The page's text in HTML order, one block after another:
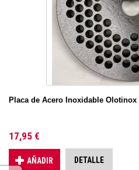
Placa de Acero Inoxidable Olotinox
17,95 €
AÑADIR DETALLE